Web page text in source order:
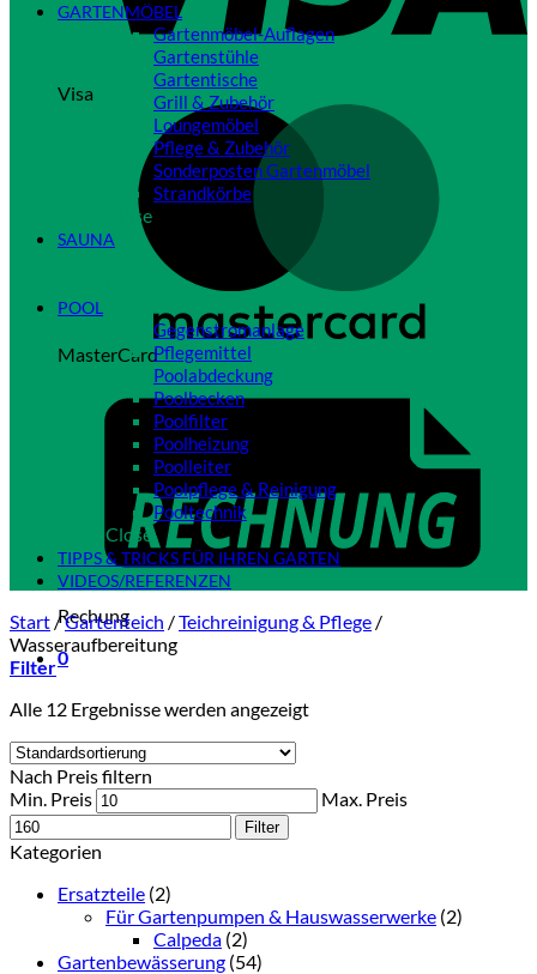
Visa
MasterCard
Rechung
0
GARTENMÖBEL
Gartenmöbel-Auflagen
Gartenstühle
Gartentische
Grill & Zubehör
Loungemöbel
Pflege & Zubehör
Sonderposten Gartenmöbel
Strandkörbe
Close
SAUNA
POOL
Gegenstromanlage
Pflegemittel
Poolabdeckung
Poolbecken
Poolfilter
Poolheizung
Poolleiter
Poolpflege & Reinigung
Pooltechnik
Close
TIPPS & TRICKS FÜR IHREN GARTEN
VIDEOS/REFERENZEN
Start /Gartenteich /Teichreinigung & Pflege /
Wasseraufbereitung
Filter
Alle 12 Ergebnisse werden angezeigt
Nach Preis filtern
Min. Preis
Max. Preis
Filter
Kategorien
Ersatzteile (2)
Für Gartenpumpen & Hauswasserwerke (2)
Calpeda (2)
Gartenbewässerung (54)